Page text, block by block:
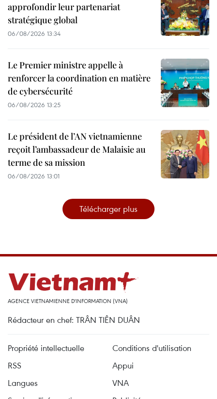
approfondir leur partenariat
stratégique global
06/08/2026 13:34
Le Premier ministre appelle à
renforcer la coordination en matière
de cybersécurité
06/08/2026 13:25
Le président de l’AN vietnamienne
reçoit l’ambassadeur de Malaisie au
terme de sa mission
06/08/2026 13:01
Télécharger plus
AGENCE VIETNAMIENNE D'INFORMATION (VNA)
Rédacteur en chef: TRÂN TIÊN DUÂN
Propriété intellectuelle
Conditions d'utilisation
RSS
Appui
Langues
VNA